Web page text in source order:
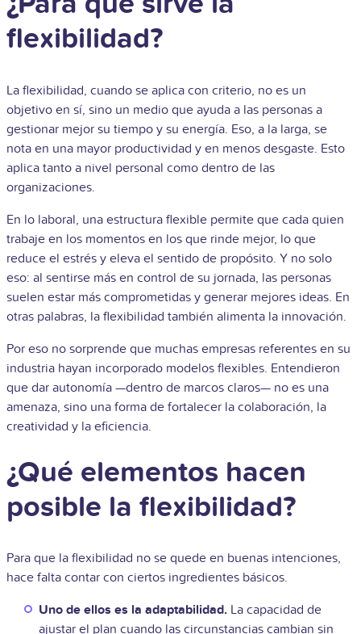
flexibilidad?
La flexibilidad, cuando se aplica con criterio, no es un
objetivo en sí, sino un medio que ayuda a las personas a
gestionar mejor su tiempo y su energía. Eso, a la larga, se
nota en una mayor productividad y en menos desgaste. Esto
aplica tanto a nivel personal como dentro de las
organizaciones.
En lo laboral, una estructura flexible permite que cada quien
trabaje en los momentos en los que rinde mejor, lo que
reduce el estrés y eleva el sentido de propósito. Y no solo
eso: al sentirse más en control de su jornada, las personas
suelen estar más comprometidas y generar mejores ideas. En
otras palabras, la flexibilidad también alimenta la innovación.
Por eso no sorprende que muchas empresas referentes en su
industria hayan incorporado modelos flexibles. Entendieron
que dar autonomía —dentro de marcos claros— no es una
amenaza, sino una forma de fortalecer la colaboración, la
creatividad y la eficiencia.
¿Qué elementos hacen
posible la flexibilidad?
Para que la flexibilidad no se quede en buenas intenciones,
hace falta contar con ciertos ingredientes básicos.
Uno de ellos es la adaptabilidad. La capacidad de
ajustar el plan cuando las circunstancias cambian sin